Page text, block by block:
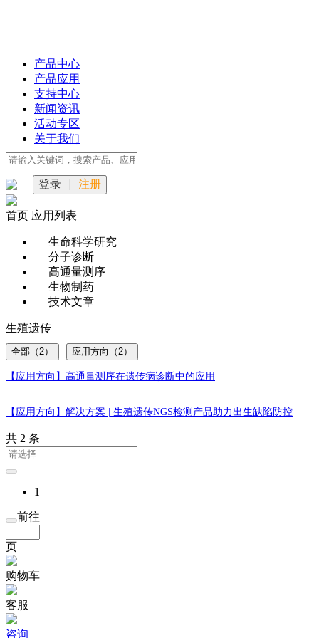
产品中心
产品应用
支持中心
新闻资讯
活动专区
关于我们
登录 注册
首页 应用列表
生命科学研究
分子诊断
高通量测序
生物制药
技术文章
生殖遗传
全部（2） 应用方向（2）
【应用方向】 高通量测序在遗传病诊断中的应用
【应用方向】 解决方案 | 生殖遗传NGS检测产品助力出生缺陷防控
共 2 条
1
前往
页
购物车
客服
咨询